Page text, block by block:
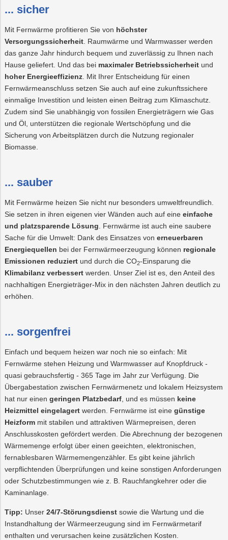
... sicher
Mit Fernwärme profitieren Sie von höchster
Versorgungssicherheit . Raumwärme und Warmwasser werden
das ganze Jahr hindurch bequem und zuverlässig zu Ihnen nach
Hause geliefert. Und das bei maximaler Betriebssicherheit und
hoher Energieeffizienz . Mit Ihrer Entscheidung für einen
Fernwärmeanschluss setzen Sie auch auf eine zukunftssichere
einmalige Investition und leisten einen Beitrag zum Klimaschutz.
Zudem sind Sie unabhängig von fossilen Energieträgern wie Gas
und Öl, unterstützen die regionale Wertschöpfung und die
Sicherung von Arbeitsplätzen durch die Nutzung regionaler
Biomasse.
... sauber
Mit Fernwärme heizen Sie nicht nur besonders umweltfreundlich.
Sie setzen in ihren eigenen vier Wänden auch auf eine einfache
und platzsparende Lösung . Fernwärme ist auch eine saubere
Sache für die Umwelt: Dank des Einsatzes von erneuerbaren
Energiequellen bei der Fernwärmeerzeugung können regionale
Emissionen reduziert und durch die CO2-Einsparung die
Klimabilanz verbessert werden. Unser Ziel ist es, den Anteil des
nachhaltigen Energieträger-Mix in den nächsten Jahren deutlich zu
erhöhen.
... sorgenfrei
Einfach und bequem heizen war noch nie so einfach: Mit
Fernwärme stehen Heizung und Warmwasser auf Knopfdruck -
quasi gebrauchsfertig - 365 Tage im Jahr zur Verfügung. Die
Übergabestation zwischen Fernwärmenetz und lokalem Heizsystem
hat nur einen geringen Platzbedarf , und es müssen keine
Heizmittel eingelagert werden. Fernwärme ist eine günstige
Heizform mit stabilen und attraktiven Wärmepreisen, deren
Anschlusskosten gefördert werden. Die Abrechnung der bezogenen
Wärmemenge erfolgt über einen geeichten, elektronischen,
fernablesbaren Wärmemengenzähler. Es gibt keine jährlich
verpflichtenden Überprüfungen und keine sonstigen Anforderungen
oder Schutzbestimmungen wie z. B. Rauchfangkehrer oder die
Kaminanlage.
Tipp: Unser 24/7-Störungsdienst sowie die Wartung und die
Instandhaltung der Wärmeerzeugung sind im Fernwärmetarif
enthalten und verursachen keine zusätzlichen Kosten.